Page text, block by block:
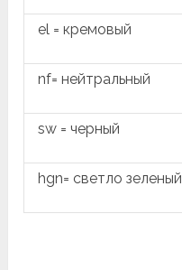
el = кремовый
nf= нейтральный
sw = черный
hgn= светло зеленый